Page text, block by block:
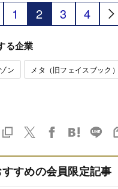
1 2 3 4
る企業
ン メタ（旧フェイスブック）
すめの会員限定記事